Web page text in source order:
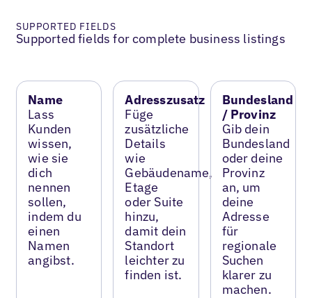
SUPPORTED FIELDS
Supported fields for complete business listings
Name
Lass
Kunden
wissen,
wie sie
dich
nennen
sollen,
indem du
einen
Namen
angibst.
Adresszusatz
Füge
zusätzliche
Details
wie
Gebäudename,
Etage
oder Suite
hinzu,
damit dein
Standort
leichter zu
finden ist.
Bundesland
/ Provinz
Gib dein
Bundesland
oder deine
Provinz
an, um
deine
Adresse
für
regionale
Suchen
klarer zu
machen.